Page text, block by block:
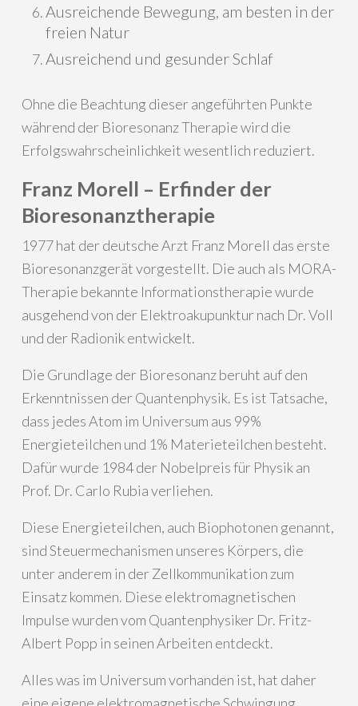
Ausreichende Bewegung, am besten in der
freien Natur
Ausreichend und gesunder Schlaf
Ohne die Beachtung dieser angeführten Punkte
während der Bioresonanz Therapie wird die
Erfolgswahrscheinlichkeit wesentlich reduziert.
Franz Morell – Erfinder der
Bioresonanztherapie
1977 hat der deutsche Arzt Franz Morell das erste
Bioresonanzgerät vorgestellt. Die auch als MORA-
Therapie bekannte Informationstherapie wurde
ausgehend von der Elektroakupunktur nach Dr. Voll
und der Radionik entwickelt.
Die Grundlage der Bioresonanz beruht auf den
Erkenntnissen der Quantenphysik. Es ist Tatsache,
dass jedes Atom im Universum aus 99%
Energieteilchen und 1% Materieteilchen besteht.
Dafür wurde 1984 der Nobelpreis für Physik an
Prof. Dr. Carlo Rubia verliehen.
Diese Energieteilchen, auch Biophotonen genannt,
sind Steuermechanismen unseres Körpers, die
unter anderem in der Zellkommunikation zum
Einsatz kommen. Diese elektromagnetischen
Impulse wurden vom Quantenphysiker Dr. Fritz-
Albert Popp in seinen Arbeiten entdeckt.
Alles was im Universum vorhanden ist, hat daher